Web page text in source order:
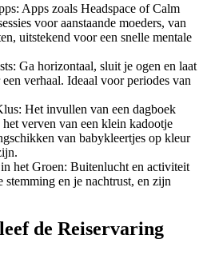
Apps zoals Headspace of Calm
voor aanstaande moeders, van
uitstekend voor een snelle mentale
Ga horizontaal, sluit je ogen en laat
verhaal. Ideaal voor periodes van
Het invullen van een dagboek
verven van een klein kadootje
van babykleertjes op kleur
het Groen: Buitenlucht en activiteit
stemming en je nachtrust, en zijn
de Reiservaring